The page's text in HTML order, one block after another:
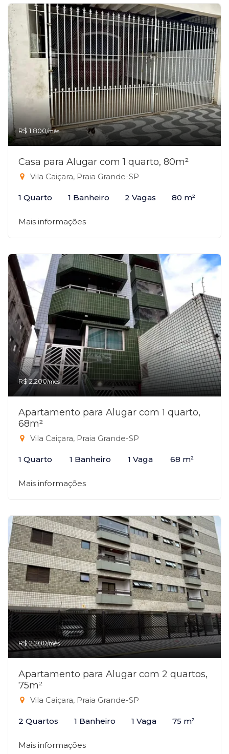
R$ 1.800/mês
Casa para Alugar com 1 quarto, 80m²
Vila Caiçara, Praia Grande-SP
1 Quarto 1 Banheiro 2 Vagas 80 m²
Mais informações
R$ 2.200/mês
Apartamento para Alugar com 1 quarto,
68m²
Vila Caiçara, Praia Grande-SP
1 Quarto 1 Banheiro 1 Vaga 68 m²
Mais informações
R$ 2.200/mês
Apartamento para Alugar com 2 quartos,
75m²
Vila Caiçara, Praia Grande-SP
2 Quartos 1 Banheiro 1 Vaga 75 m²
Mais informações